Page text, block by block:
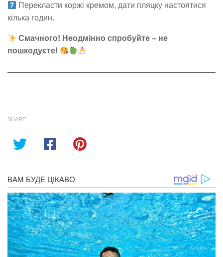
Перекласти коржі кремом, дати пляцку настоятися
кілька годин.
Смачного! Неодмінно спробуйте – не
пошкодуєте!
SHARE